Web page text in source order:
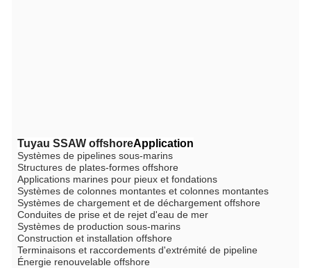
Tuyau SSAW offshoreApplication
Systèmes de pipelines sous-marins
Structures de plates-formes offshore
Applications marines pour pieux et fondations
Systèmes de colonnes montantes et colonnes montantes
Systèmes de chargement et de déchargement offshore
Conduites de prise et de rejet d'eau de mer
Systèmes de production sous-marins
Construction et installation offshore
Terminaisons et raccordements d'extrémité de pipeline
Énergie renouvelable offshore